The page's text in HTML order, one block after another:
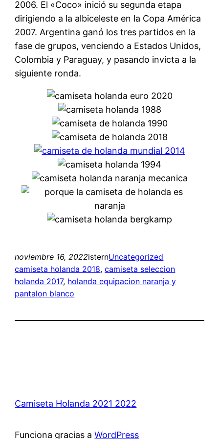
2006. El «Coco» inició su segunda etapa
dirigiendo a la albiceleste en la Copa América
2007. Argentina ganó los tres partidos en la
fase de grupos, venciendo a Estados Unidos,
Colombia y Paraguay, y pasando invicta a la
siguiente ronda.
noviembre 16, 2022isternUncategorized
camiseta holanda 2018, camiseta seleccion
holanda 2017, holanda equipacion naranja y
pantalon blanco
Camiseta Holanda 2021 2022
Funciona gracias aWordPress